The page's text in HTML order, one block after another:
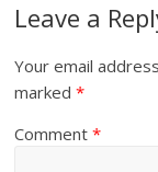
Leave a
Your email
marked*
Comment*